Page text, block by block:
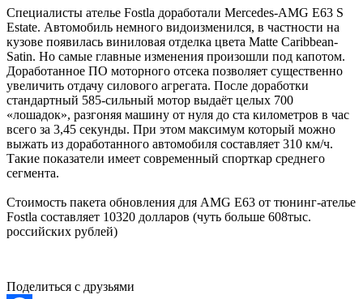
Специалисты ателье Fostla доработали Mercedes-AMG E63 S
Estate. Автомобиль немного видоизменился, в частности на
кузове появилась виниловая отделка цвета Matte Caribbean-
Satin. Но самые главные изменения произошли под капотом.
Доработанное ПО моторного отсека позволяет существенно
увеличить отдачу силового агрегата. После доработки
стандартный 585-сильный мотор выдаёт целых 700
«лошадок», разгоняя машину от нуля до ста километров в час
всего за 3,45 секунды. При этом максимум который можно
выжать из доработанного автомобиля составляет 310 км/ч.
Такие показатели имеет современный спорткар среднего
сегмента.
Стоимость пакета обновления для AMG E63 от тюнинг-ателье
Fostla составляет 10320 долларов (чуть больше 608тыс.
российских рублей)
Поделиться с друзьями